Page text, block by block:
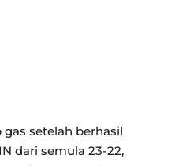
setelah berhasil
dari semula 23-22,